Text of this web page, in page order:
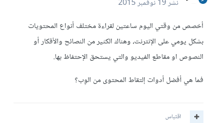
نشر19 نوفمبر 2015
أخصص من وقتي اليوم ساعتين لقراءة مختلف أنواع المحتويات
بشكل يومي على الإنترنت، وهناك الكثير من النصائح والأفكار أو
النصوص او مقاطع الفيديو والتي يستحق الإحتفاظ بها.
فما هي أفضل أدوات إلتقاط المحتوى من الوِب؟
اقتباس